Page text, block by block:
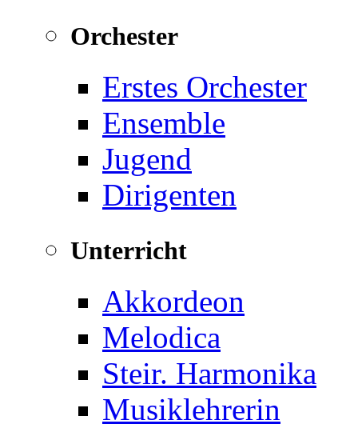
Orchester
Erstes Orchester
Ensemble
Jugend
Dirigenten
Unterricht
Akkordeon
Melodica
Steir. Harmonika
Musiklehrerin